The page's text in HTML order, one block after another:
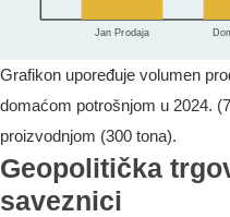
Grafikon upoređuje volumen
domaćom potrošnjom u 2024.
proizvodnjom (300 tona).
Geopolitička
saveznici